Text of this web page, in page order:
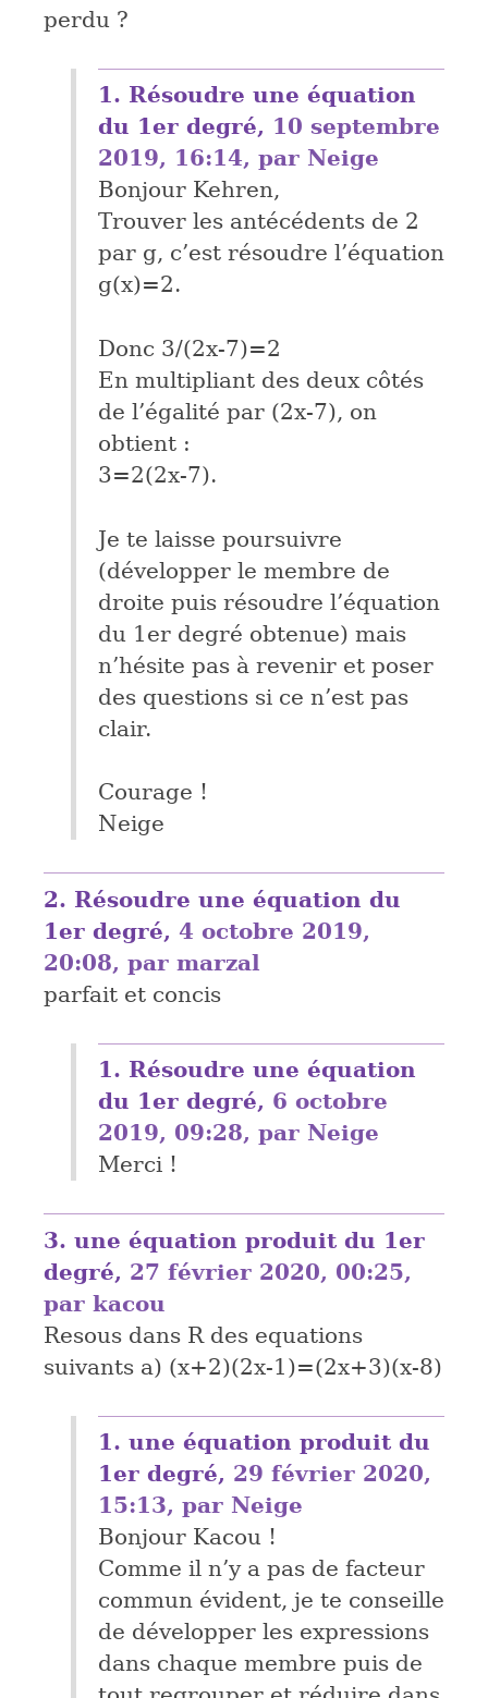
perdu ?
1. Résoudre une équation
du 1er degré, 10 septembre
2019, 16:14, par Neige
Bonjour Kehren,
Trouver les antécédents de 2
par g, c’est résoudre l’équation
g(x)=2.
Donc 3/(2x-7)=2
En multipliant des deux côtés
de l’égalité par (2x-7), on
obtient :
3=2(2x-7).
Je te laisse poursuivre
(développer le membre de
droite puis résoudre l’équation
du 1er degré obtenue) mais
n’hésite pas à revenir et poser
des questions si ce n’est pas
clair.
Courage !
Neige
2. Résoudre une équation du
1er degré, 4 octobre 2019,
20:08, par marzal
parfait et concis
1. Résoudre une équation
du 1er degré, 6 octobre
2019, 09:28, par Neige
Merci !
3. une équation produit du 1er
degré, 27 février 2020, 00:25,
par kacou
Resous dans R des equations
suivants a) (x+2)(2x-1)=(2x+3)(x-8)
1. une équation produit du
1er degré, 29 février 2020,
15:13, par Neige
Bonjour Kacou !
Comme il n’y a pas de facteur
commun évident, je te conseille
de développer les expressions
dans chaque membre puis de